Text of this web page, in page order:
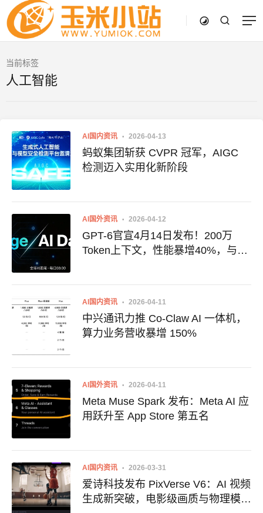
当前标签
人工智能
AI国内资讯 2026-04-13
蚂蚁集团斩获 CVPR 冠军，AIGC
检测迈入实用化新阶段
AI国外资讯 2026-04-12
GPT-6官宣4月14日发布！200万
Token上下文，性能暴增40%，与
AI国内资讯 2026-04-11
中兴通讯力推 Co-Claw AI 一体机，
算力业务营收暴增 150%
AI国外资讯 2026-04-11
Meta Muse Spark 发布：Meta AI 应
用跃升至 App Store 第五名
AI国内资讯 2026-03-31
爱诗科技发布 PixVerse V6：AI 视频
生成新突破，电影级画质与物理模拟